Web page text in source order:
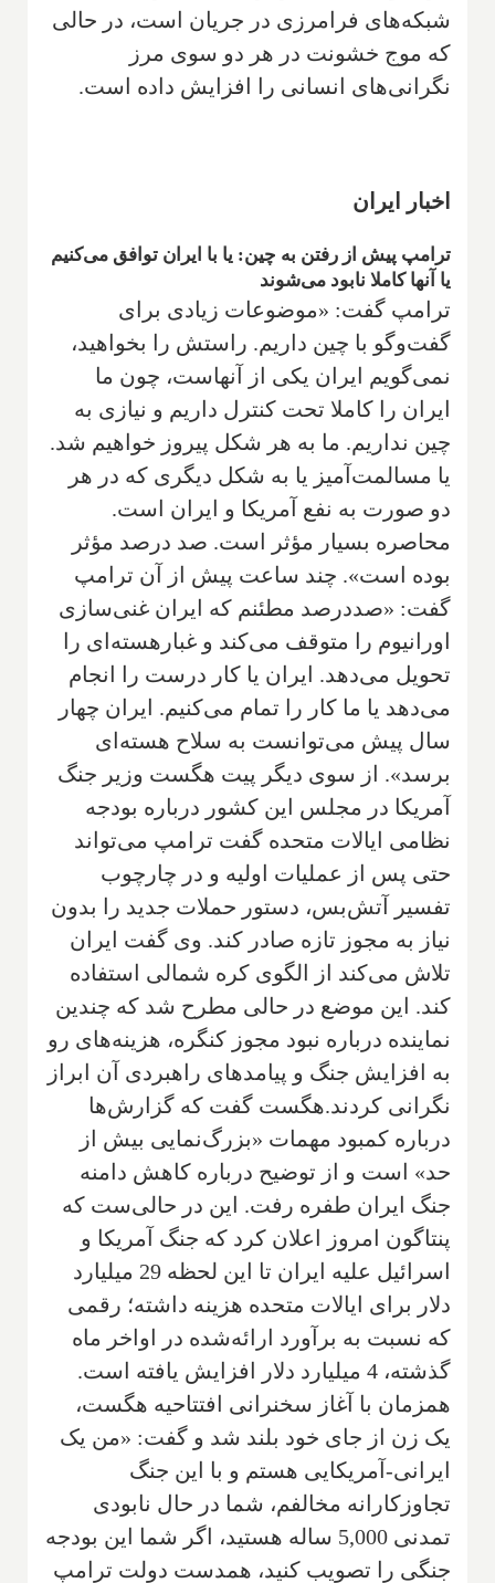
شبکه‌های فرامرزی در جریان است، در حالی
که موج خشونت در هر دو سوی مرز
نگرانی‌های انسانی را افزایش داده است.
اخبار ایران
ترامپ پیش از رفتن به چین: یا با ایران توافق می‌کنیم
یا آنها کاملا نابود می‌شوند
ترامپ گفت: «موضوعات زیادی برای
گفت‌وگو با چین داریم. راستش را بخواهید،
نمی‌گویم ایران یکی از آنهاست، چون ما
ایران را کاملا تحت کنترل داریم و نیازی به
چین نداریم. ما ‏به هر شکل پیروز خواهیم شد.
یا مسالمت‌آمیز یا به شکل دیگری که در هر
دو صورت به نفع آمریکا و ایران است.
محاصره بسیار مؤثر است. صد درصد مؤثر
بوده است». چند ساعت پیش از آن ترامپ
گفت: «صددرصد مطئنم که ایران غنی‌سازی
اورانیوم را متوقف می‌کند و غبارهسته‌ای را
تحویل می‌دهد. ایران یا کار درست را انجام
می‌دهد یا ما کار را تمام می‌کنیم. ایران چهار
سال پیش می‌توانست به سلاح هسته‌ای
برسد». از سوی دیگر پیت هگست وزیر جنگ
آمریکا در مجلس این کشور درباره بودجه
نظامی ایالات متحده گفت ترامپ می‌تواند
حتی پس از عملیات اولیه و در چارچوب
تفسیر آتش‌بس، دستور حملات جدید را بدون
نیاز به مجوز تازه صادر کند. وی گفت ایران
تلاش می‌کند از الگوی کره شمالی استفاده
کند. این موضع در حالی مطرح شد که چندین
نماینده درباره نبود مجوز کنگره، هزینه‌های رو
به افزایش جنگ و پیامدهای راهبردی آن ابراز
نگرانی کردند.هگست گفت که گزارش‌ها
درباره کمبود مهمات «بزرگ‌نمایی بیش از
حد» است و از توضیح درباره کاهش دامنه
جنگ ایران طفره رفت. این در حالی‌ست که
پنتاگون امروز اعلان کرد که جنگ آمریکا و
اسرائیل علیه ایران تا این لحظه 29 میلیارد
دلار برای ایالات متحده هزینه داشته؛ رقمی
که نسبت به برآورد ارائه‌شده در اواخر ماه
گذشته، 4 میلیارد دلار افزایش یافته است.
همزمان با آغاز سخنرانی افتتاحیه هگست،
یک زن از جای خود بلند شد و گفت: «من یک
ایرانی-آمریکایی هستم و با این جنگ
تجاوزکارانه مخالفم، شما در حال نابودی
تمدنی 5,000 ساله هستید، اگر شما این بودجه
جنگی را تصویب کنید، همدست دولت ترامپ